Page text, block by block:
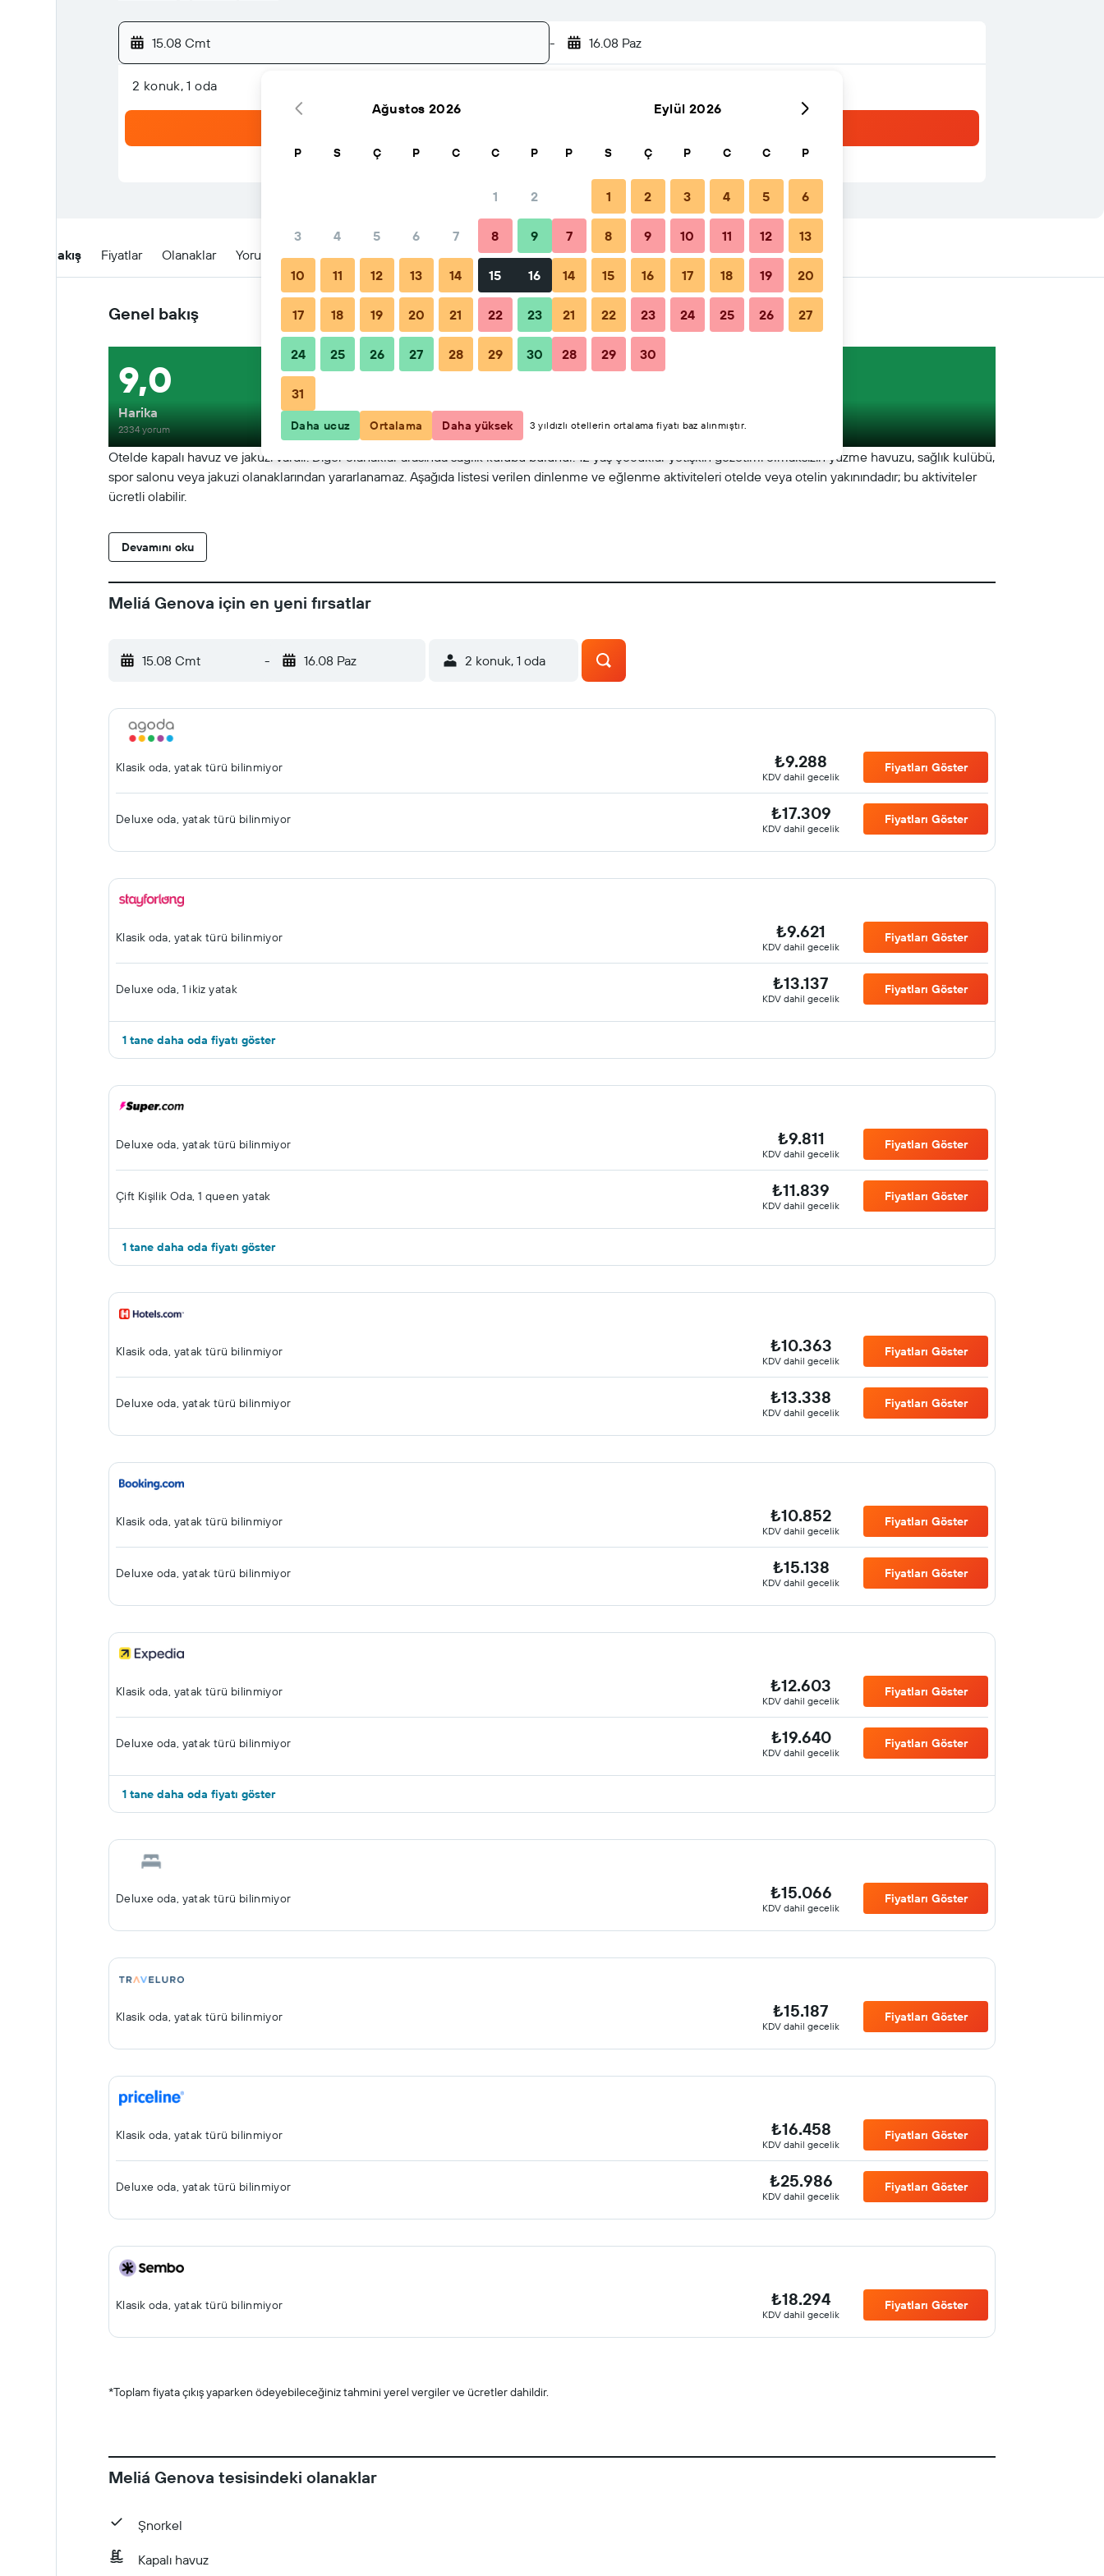
15.08 Cmt - 16.08 Paz
2 konuk, 1 oda
Genel Bakış Fiyatlar Olanaklar Yorumlar Konum İpuçları ve SSS Yakındaki tesisler
Genel bakış
Otelde kapalı havuz ve jakuzi vardır. Diğer olanaklar arasında sağlık kulübü bulunur. 12 yaş çocuklar yetişkin gözetimi olmaksızın yüzme havuzu, sağlık kulübü,
spor salonu veya jakuzi olanaklarından yararlanamaz. Aşağıda listesi verilen dinlenme ve eğlenme aktiviteleri otelde veya otelin yakınındadır; bu aktiviteler
ücretli olabilir.
Devamını oku
9,0
Harika
2334 yorum
Haritada göster
Meliá Genova için en yeni fırsatlar
15.08 Cmt - 16.08 Paz 2 konuk, 1 oda
Klasik oda, yatak türü bilinmiyor ₺9.288
KDV dahil gecelik
Fiyatları Göster
Deluxe oda, yatak türü bilinmiyor ₺17.309
KDV dahil gecelik
Fiyatları Göster
Klasik oda, yatak türü bilinmiyor ₺9.621
KDV dahil gecelik
Fiyatları Göster
Deluxe oda, 1 ikiz yatak ₺13.137
KDV dahil gecelik
Fiyatları Göster
1 tane daha oda fiyatı göster
Deluxe oda, yatak türü bilinmiyor ₺9.811
KDV dahil gecelik
Fiyatları Göster
Çift ​Kişilik Oda, 1 queen yatak ₺11.839
KDV dahil gecelik
Fiyatları Göster
1 tane daha oda fiyatı göster
Klasik oda, yatak türü bilinmiyor ₺10.363
KDV dahil gecelik
Fiyatları Göster
Deluxe oda, yatak türü bilinmiyor ₺13.338
KDV dahil gecelik
Fiyatları Göster
Klasik oda, yatak türü bilinmiyor ₺10.852
KDV dahil gecelik
Fiyatları Göster
Deluxe oda, yatak türü bilinmiyor ₺15.138
KDV dahil gecelik
Fiyatları Göster
Klasik oda, yatak türü bilinmiyor ₺12.603
KDV dahil gecelik
Fiyatları Göster
Deluxe oda, yatak türü bilinmiyor ₺19.640
KDV dahil gecelik
Fiyatları Göster
1 tane daha oda fiyatı göster
Deluxe oda, yatak türü bilinmiyor ₺15.066
KDV dahil gecelik
Fiyatları Göster
Klasik oda, yatak türü bilinmiyor ₺15.187
KDV dahil gecelik
Fiyatları Göster
Klasik oda, yatak türü bilinmiyor ₺16.458
KDV dahil gecelik
Fiyatları Göster
Deluxe oda, yatak türü bilinmiyor ₺25.986
KDV dahil gecelik
Fiyatları Göster
Klasik oda, yatak türü bilinmiyor ₺18.294
KDV dahil gecelik
Fiyatları Göster
*Toplam fiyata çıkış yaparken ödeyebileceğiniz tahmini yerel vergiler ve ücretler dahildir.
Meliá Genova tesisindeki olanaklar
Şnorkel
Kapalı havuz
Ağustos 2026
P S Ç P C C P
1 2
3 4 5 6 7 8 9
10 11 12 13 14 15 16
17 18 19 20 21 22 23
24 25 26 27 28 29 30
31
Eylül 2026
P S Ç P C C P
1 2 3 4 5 6
7 8 9 10 11 12 13
14 15 16 17 18 19 20
21 22 23 24 25 26 27
28 29 30
Daha ucuz Ortalama Daha yüksek 3 yıldızlı otellerin ortalama fiyatı baz alınmıştır.